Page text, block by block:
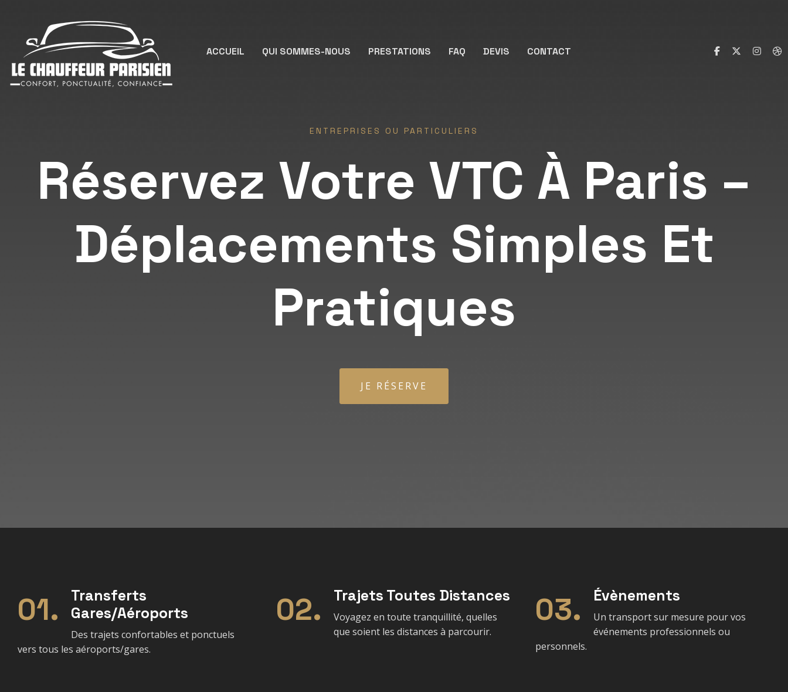
ACCUEIL QUI SOMMES-NOUS PRESTATIONS FAQ DEVIS CONTACT
ENTREPRISES OU PARTICULIERS
Réservez Votre VTC À Paris –
Déplacements Simples Et
Pratiques
JE RÉSERVE
01.
Transferts
Gares/Aéroports
Des trajets confortables et ponctuels
vers tous les aéroports/gares.
02. Trajets Toutes Distances
Voyagez en toute tranquillité, quelles
que soient les distances à parcourir.
03. Évènements
Un transport sur mesure pour vos
événements professionnels ou
personnels.